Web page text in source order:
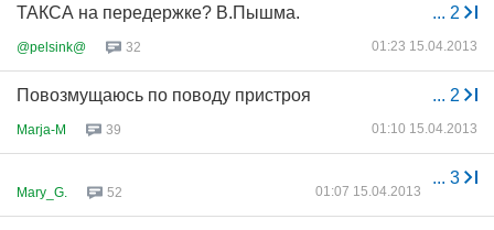
... 2
ТАКСА на передержке? В.Пышма.
@pelsink@ 32 01:23 15.04.2013
... 2
Повозмущаюсь по поводу пристроя
Marja-M 39 01:10 15.04.2013
... 3
Mary_G. 52 01:07 15.04.2013